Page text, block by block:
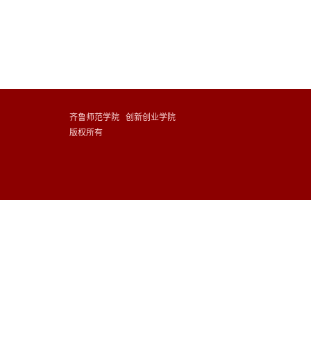
齐鲁师范学院 创新创业学院
版权所有